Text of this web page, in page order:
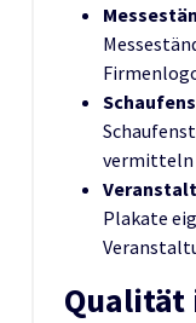
vermitteln
Plakate
Qualität